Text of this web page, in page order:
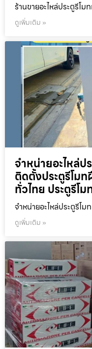
ร้านขายอะไหล่ประตูรีโ
ดูเพิ่มเติม »
จำหน่ายอะไหล่ป
ติดตั้งประตูรีโม
ทั่วไทย ประตูรีโ
จำหน่ายอะไหล่ประตูรีโ
ดูเพิ่มเติม »